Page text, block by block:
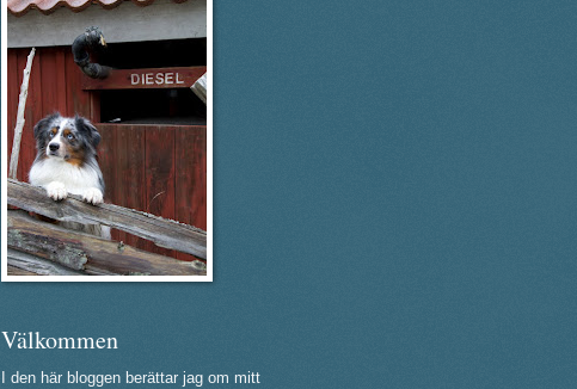
Välkommen
I den här bloggen berättar jag om mitt